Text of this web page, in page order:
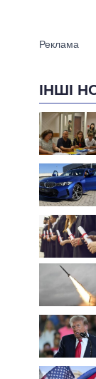
ІНШІ